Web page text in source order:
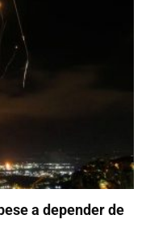
a depender de